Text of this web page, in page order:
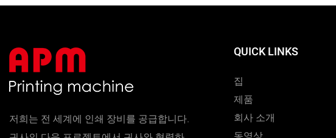
저희는 전 세계에 인쇄 장비를 공급합니다.
QUICK LINKS
집
제품
회사 소개